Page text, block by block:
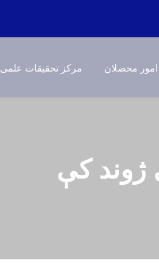
امور محصلان مرکز تحقیقات علمی
ژوند کې